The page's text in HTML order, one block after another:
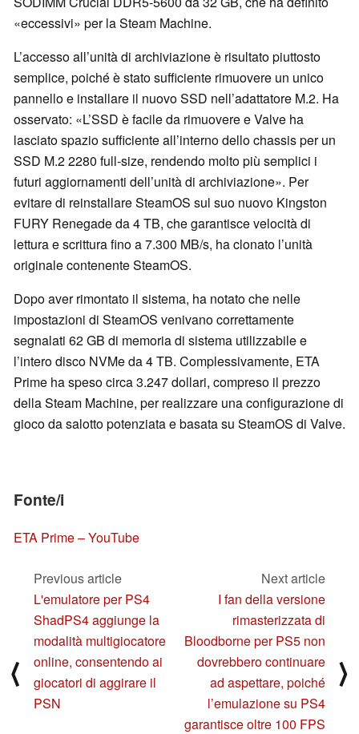
«eccessivi» per la Steam Machine.
L’accesso all’unità di archiviazione è risultato piuttosto
semplice, poiché è stato sufficiente rimuovere un unico
pannello e installare il nuovo SSD nell’adattatore M.2. Ha
osservato: «L’SSD è facile da rimuovere e Valve ha
lasciato spazio sufficiente all’interno dello chassis per un
SSD M.2 2280 full-size, rendendo molto più semplici i
futuri aggiornamenti dell’unità di archiviazione». Per
evitare di reinstallare SteamOS sul suo nuovo Kingston
FURY Renegade da 4 TB, che garantisce velocità di
lettura e scrittura fino a 7.300 MB/s, ha clonato l’unità
originale contenente SteamOS.
Dopo aver rimontato il sistema, ha notato che nelle
impostazioni di SteamOS venivano correttamente
segnalati 62 GB di memoria di sistema utilizzabile e
l’intero disco NVMe da 4 TB. Complessivamente, ETA
Prime ha speso circa 3.247 dollari, compreso il prezzo
della Steam Machine, per realizzare una configurazione di
gioco da salotto potenziata e basata su SteamOS di Valve.
Fonte/i
ETA Prime – YouTube
⟨
Previous article
L'emulatore per PS4
ShadPS4 aggiunge la
modalità multigiocatore
online, consentendo ai
giocatori di aggirare il
PSN
Next article
I fan della versione
rimasterizzata di
Bloodborne per PS5 non
dovrebbero continuare
ad aspettare, poiché
l’emulazione su PS4
garantisce oltre 100 FPS
⟩